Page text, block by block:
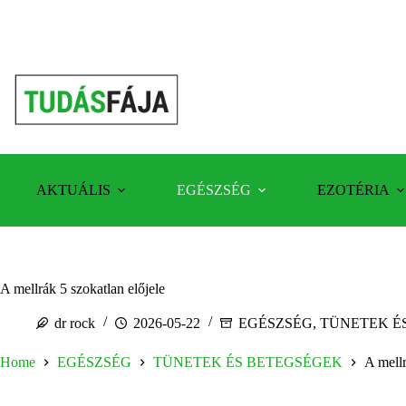
AKTUÁLIS EGÉSZSÉG EZOTÉRIA
A mellrák 5 szokatlan előjele
dr rock 2026-05-22 EGÉSZSÉG, TÜNETEK
Home EGÉSZSÉG TÜNETEK ÉS BETEGSÉGEK A